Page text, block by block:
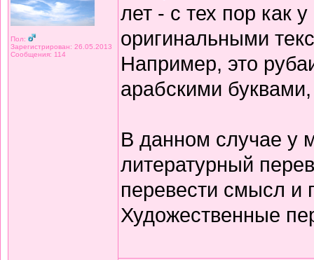
Пол:
Зарегистрирован: 26.05.2013
Сообщения: 114
лет - с тех пор как
оригинальными
Например, это
арабскими
В данном случае у
литературный
перевести смысл и
Художественные